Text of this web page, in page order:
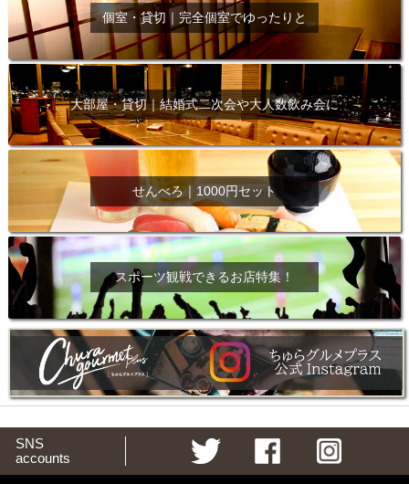
個室・貸切｜完全個室でゆったりと
大部屋・貸切｜結婚式二次会や大人数飲み会に
せんべろ｜1000円セット
スポーツ観戦できるお店特集！
SNS
accounts